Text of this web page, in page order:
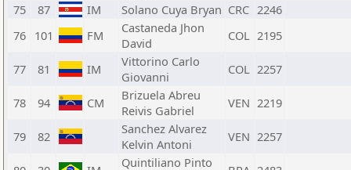
75
87 IM Solano Cuya Bryan CRC 2246
76 101 FM
Castaneda Jhon
David
COL 2195
77 81 IM
Vittorino Carlo
Giovanni
COL 2257
78 94 CM
Brizuela Abreu
Reivis Gabriel
VEN 2219
79 82
Sanchez Alvarez
Kelvin Antoni
VEN 2257
Quintiliano Pinto